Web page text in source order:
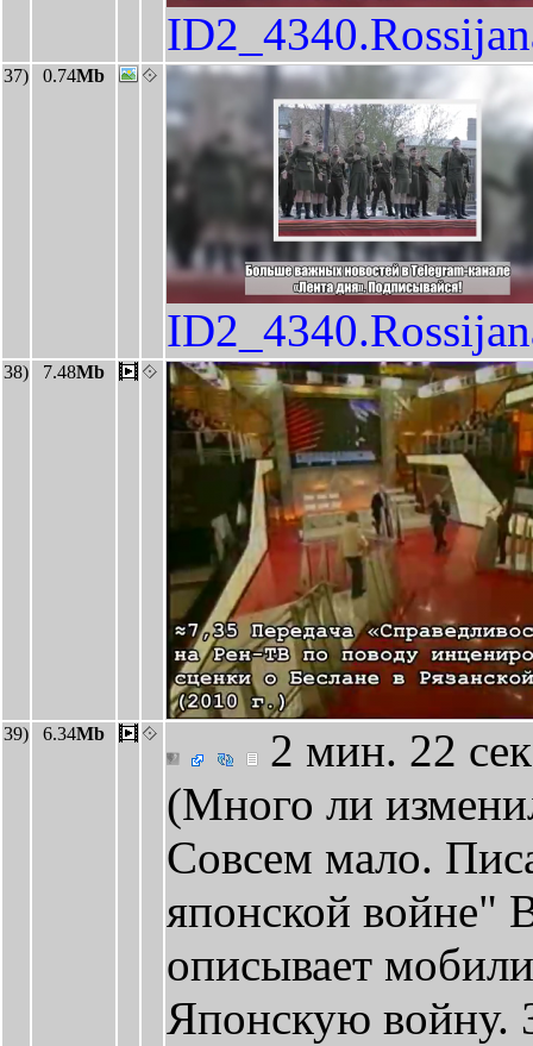
37) 0.74Mb
38) 7.48Mb
39) 6.34Mb
2 мин. 22
(Много ли
Совсем мало.
японской войне"
описывает
Японскую войну.